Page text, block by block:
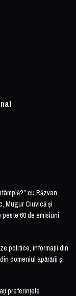
cu Răzvan
Mugur Ciuvică și
60 de emisiuni
politice, informații din
domeniul apărării și
preferințele